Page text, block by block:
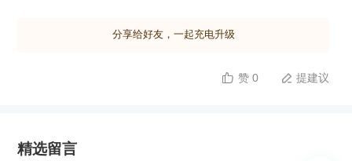
确回应关于课程特色和形式的询问；对于涉及费用的问
过高级编排功能将收集到的联系信息提交至数据库或在
分享给好友，一起充电升级
 赞 0  提建议
精选留言